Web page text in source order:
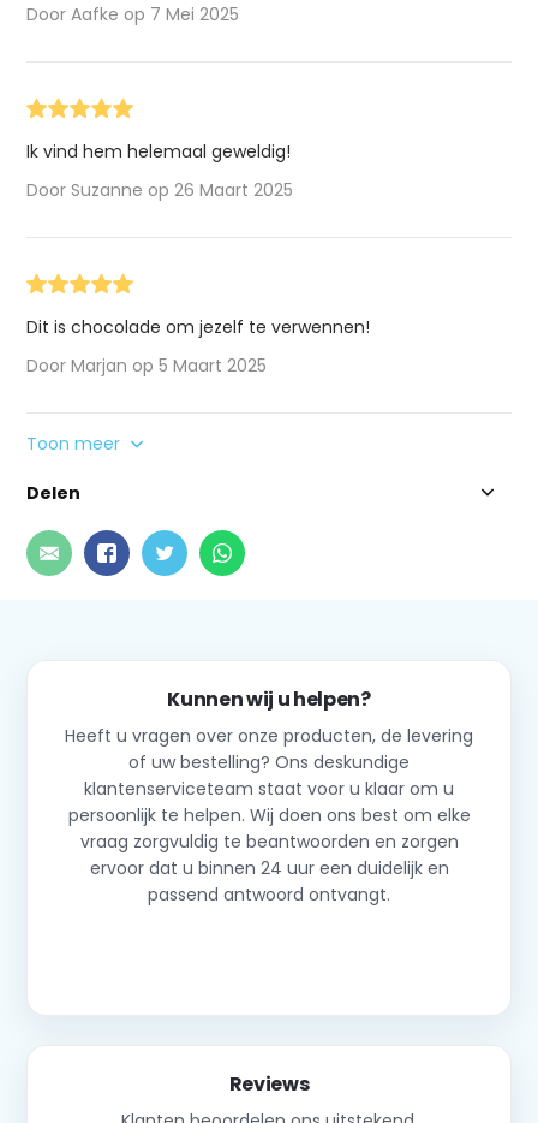
Door Aafke op 7 Mei 2025
Ik vind hem helemaal geweldig!
Door Suzanne op 26 Maart 2025
Dit is chocolade om jezelf te verwennen!
Door Marjan op 5 Maart 2025
Toon meer
Delen
Kunnen wij u helpen?
Heeft u vragen over onze producten, de levering
of uw bestelling? Ons deskundige
klantenserviceteam staat voor u klaar om u
persoonlijk te helpen. Wij doen ons best om elke
vraag zorgvuldig te beantwoorden en zorgen
ervoor dat u binnen 24 uur een duidelijk en
passend antwoord ontvangt.
Reviews